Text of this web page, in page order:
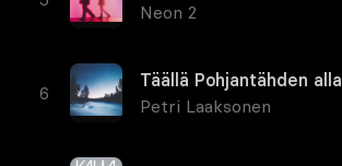
Neon 2
Täällä Pohjantähden alla
Petri Laaksonen